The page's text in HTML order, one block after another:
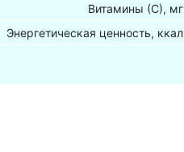
Витамины (С), мг
Энергетическая ценность, ккал